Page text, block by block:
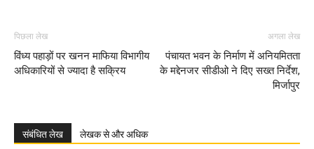
पिछला लेख
विंध्य पहाड़ों पर खनन माफिया विभागीय
अधिकारियों से ज्यादा है सक्रिय
अगला लेख
पंचायत भवन के निर्माण में अनियमितता
के मद्देनजर सीडीओ ने दिए सख्त निर्देश,
मिर्जापुर
संबंधित लेख लेखक से और अधिक